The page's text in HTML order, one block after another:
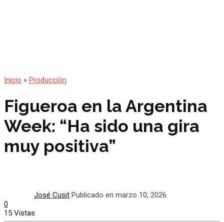
Inicio » Producción
Figueroa en la Argentina
Week: “Ha sido una gira
muy positiva”
José Cusit Publicado en marzo 10, 2026
0
15 Vistas